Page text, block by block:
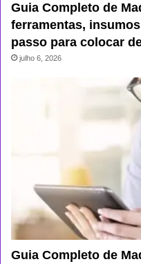
Guia Completo de
ferramentas,
passo para colocar
julho 6, 2026
Guia Completo de